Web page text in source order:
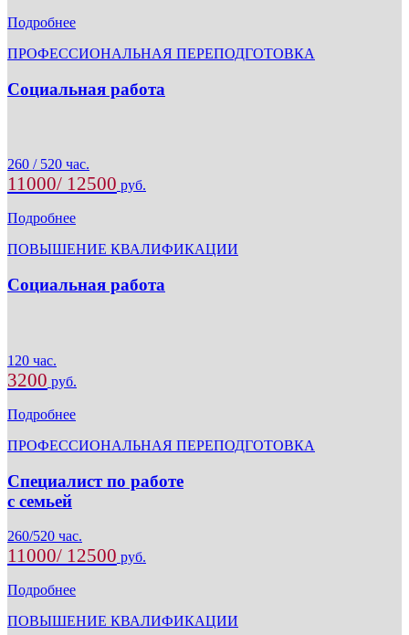
Подробнее
ПРОФЕССИОНАЛЬНАЯ ПЕРЕПОДГОТОВКА
Социальная работа
260 / 520 час.
11000/ 12500 руб.
Подробнее
ПОВЫШЕНИЕ КВАЛИФИКАЦИИ
Социальная работа
120 час.
3200 руб.
Подробнее
ПРОФЕССИОНАЛЬНАЯ ПЕРЕПОДГОТОВКА
Специалист по работе
с семьей
260/520 час.
11000/ 12500 руб.
Подробнее
ПОВЫШЕНИЕ КВАЛИФИКАЦИИ